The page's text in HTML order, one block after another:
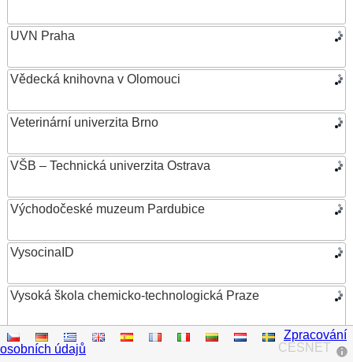
UVN Praha
Vědecká knihovna v Olomouci
Veterinární univerzita Brno
VŠB – Technická univerzita Ostrava
Východočeské muzeum Pardubice
VysocinaID
Vysoká škola chemicko-technologická Praze
Vysoká škola ekonomická v Praze
CESNET
Zpracování
osobních údajů